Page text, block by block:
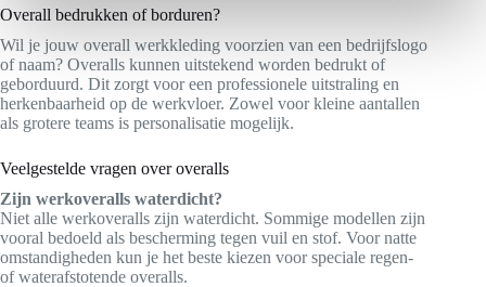
i
e
Overall bedrukken of borduren?
Wil je jouw overall werkkleding voorzien van een bedrijfslogo
of naam? Overalls kunnen uitstekend worden bedrukt of
geborduurd. Dit zorgt voor een professionele uitstraling en
herkenbaarheid op de werkvloer. Zowel voor kleine aantallen
als grotere teams is personalisatie mogelijk.
Veelgestelde vragen over overalls
Zijn werkoveralls waterdicht?
Niet alle werkoveralls zijn waterdicht. Sommige modellen zijn
vooral bedoeld als bescherming tegen vuil en stof. Voor natte
omstandigheden kun je het beste kiezen voor speciale regen-
of waterafstotende overalls.